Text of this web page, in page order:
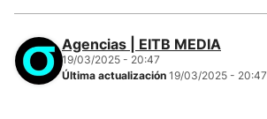
Agencias | EITB MEDIA
19/03/2025 - 20:47
Última actualización 19/03/2025 - 20:47